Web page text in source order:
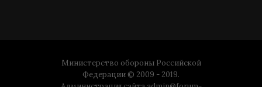
Министерство обороны Российской
Федерации © 2009 - 2019.